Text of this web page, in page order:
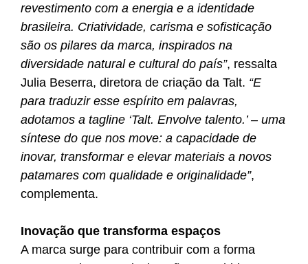
revestimento com a energia e a identidade
brasileira. Criatividade, carisma e sofisticação
são os pilares da marca, inspirados na
diversidade natural e cultural do país”, ressalta
Julia Beserra, diretora de criação da Talt. “E
para traduzir esse espírito em palavras,
adotamos a tagline ‘Talt. Envolve talento.’ – uma
síntese do que nos move: a capacidade de
inovar, transformar e elevar materiais a novos
patamares com qualidade e originalidade”,
complementa.
Inovação que transforma espaços
A marca surge para contribuir com a forma